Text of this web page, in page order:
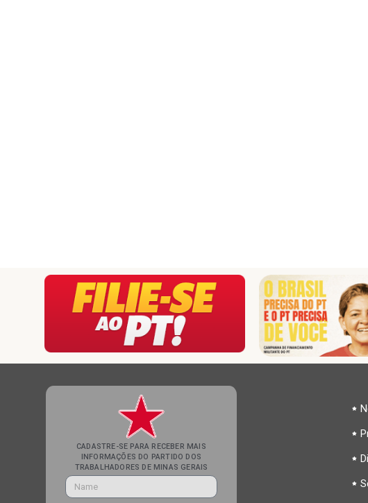
CADASTRE-SE PARA RECEBER MAIS
INFORMAÇÕES DO PARTIDO DOS
TRABALHADORES DE MINAS GERAIS